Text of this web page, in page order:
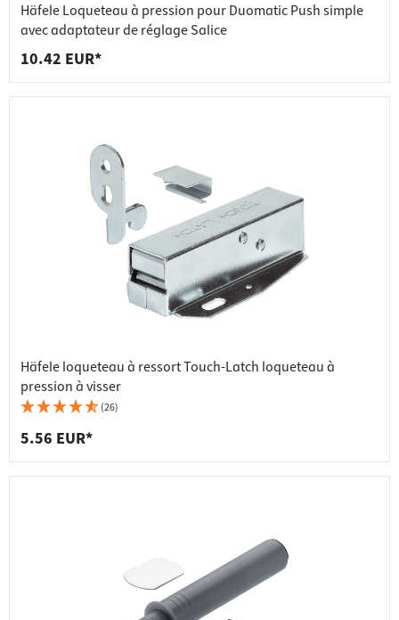
Häfele Loqueteau à pression pour Duomatic Push simple
avec adaptateur de réglage Salice
10.42 EUR*
Häfele loqueteau à ressort Touch-Latch loqueteau à
pression à visser
(26)
5.56 EUR*